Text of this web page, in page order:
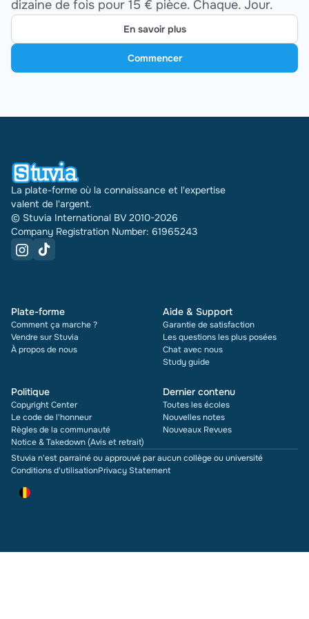
dizaine de fois pour 15 € pièce. Chaque. Jour.
En savoir plus
Commencer
La plate-forme où la connaissance et l'expertise
valent de l'argent.
© Stuvia International BV 2010-2026
Company Registration Number: 61965243
Plate-forme
Comment ça marche ?
Vendre sur Stuvia
À propos de nous
Aide & Support
Garantie de satisfaction
Les questions les plus posées
Chat avec nous
Study guide
Politique
Copyright Center
Le code de l'honneur
Règles de la communauté
Notice & Takedown (Avis et retrait)
Dernier contenu
Toutes les écoles
Nouvelles notes
Nouveaux Revues
Stuvia n'est parrainé ou approuvé par aucun collège ou université
Conditions d'utilisationPrivacy Statement